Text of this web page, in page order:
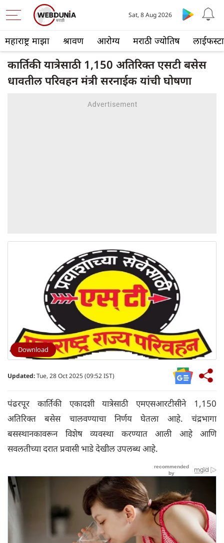
महाराष्ट्र माझा श्रावण आरोग्य मराठी ज्योतिष
Sat, 8 Aug 2026
कार्तिकी यात्रेसाठी 1,150 अतिरिक्त एसटी बसेस
धावतील परिवहन मंत्री सरनाईक यांची घोषणा
Download
Updated:Tue, 28 Oct 2025 (09:52 IST)
पंढरपूर कार्तिकी एकादशी यात्रेसाठी एमएसआरटीसीने 1,150
अतिरिक्त बसेस चालवण्याचा निर्णय घेतला आहे. चंद्रभागा
बसस्थानकावरून विशेष व्यवस्था करण्यात आली आहे आणि
सवलतीच्या दरात प्रवासी भाडे देखील उपलब्ध आहे.